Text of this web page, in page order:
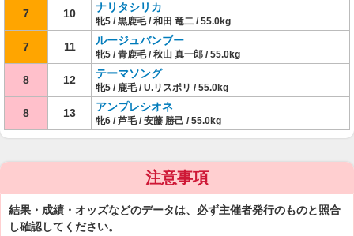
7 10 ナリタシリカ
牝5 / 黒鹿毛 / 和田 竜二 / 55.0kg
7 11 ルージュバンブー
牝5 / 青鹿毛 / 秋山 真一郎 / 55.0kg
8 12 テーマソング
牝5 / 鹿毛 / U.リスポリ / 55.0kg
8 13 アンプレシオネ
牝6 / 芦毛 / 安藤 勝己 / 55.0kg
注意事項
結果・成績・オッズなどのデータは、必ず主催者発行のものと照合
し確認してください。